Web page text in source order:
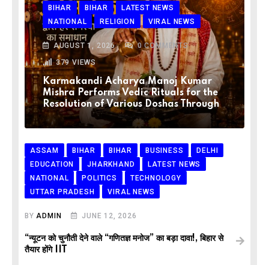
BIHAR BIHAR
LATEST NEWS
NATIONAL
RELIGION VIRAL NEWS
AUGUST 1, 2026 0COMMENTS
379VIEWS
Karmakandi Acharya Manoj Kumar
Mishra Performs Vedic Rituals for the
Resolution of Various Doshas Through
ASSAM BIHAR BIHAR BUSINESS
DELHI
EDUCATION
JHARKHAND
LATEST NEWS
NATIONAL
POLITICS
TECHNOLOGY
UTTAR PRADESH
VIRAL NEWS
BYADMIN JUNE 12, 2026
“न्यूटन को चुनौती देने वाले “गणितज्ञ मनोज” का बड़ा दावा!, बिहार से
तैयार होंगे IIT